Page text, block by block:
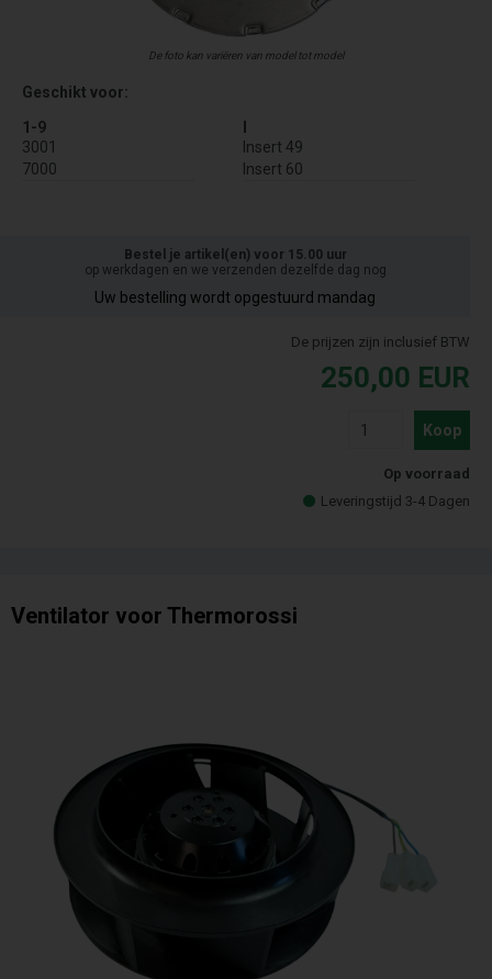
De foto kan variëren van model tot model
Geschikt voor:
1-9
3001
7000
Insert 49
Insert 60
Bestel je artikel(en) voor 15.00 uur
op werkdagen en we verzenden dezelfde dag nog
Uw bestelling wordt opgestuurd mandag
De prijzen zijn inclusief BTW
250,00 EUR
Koop
Op voorraad
Leveringstijd 3-4 Dagen
Ventilator voor Thermorossi